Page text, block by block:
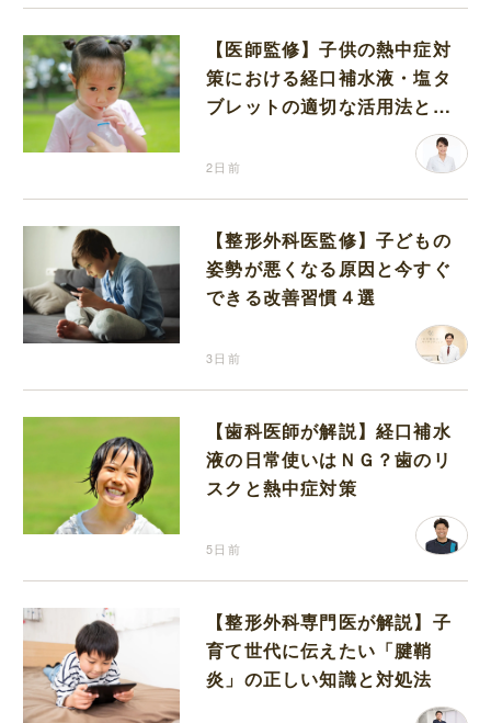
【医師監修】子供の熱中症対
策における経口補水液・塩タ
ブレットの適切な活用法と水
2日前
【整形外科医監修】子どもの
姿勢が悪くなる原因と今すぐ
できる改善習慣４選
3日前
【歯科医師が解説】経口補水
液の日常使いはＮＧ？歯のリ
スクと熱中症対策
5日前
【整形外科専門医が解説】子
育て世代に伝えたい「腱鞘
炎」の正しい知識と対処法